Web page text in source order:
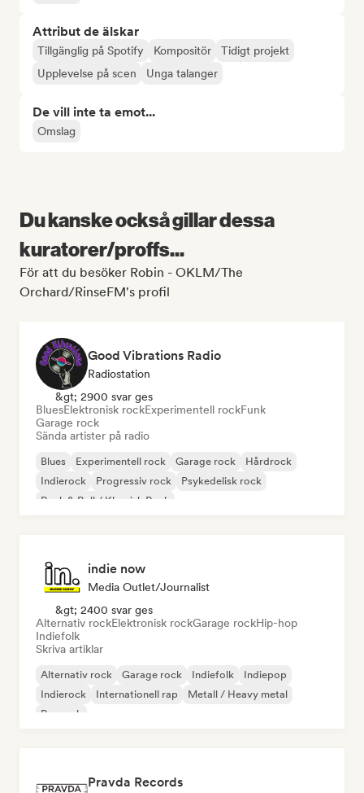
Attribut de älskar
Tillgänglig på Spotify Kompositör
Tidigt projekt
Upplevelse på scen
Unga talanger
De vill inte ta emot...
Omslag
Du kanske också gillar dessa
kuratorer/proffs...
För att du besöker Robin - OKLM/The
Orchard/RinseFM's profil
Good Vibrations Radio
Radiostation
&gt; 2900 svar ges
BluesElektronisk rockExperimentell rockFunk
Garage rock
Sända artister på radio
Blues Experimentell rock Garage rock
Hårdrock
Indierock
Progressiv rock
Psykedelisk rock
Rock & Roll / Klassisk Rock
indie now
Media Outlet/Journalist
&gt; 2400 svar ges
Alternativ rockElektronisk rockGarage rockHip-hop
Indiefolk
Skriva artiklar
Alternativ rock Garage rock Indiefolk
Indiepop
Indierock
Internationell rap
Metall / Heavy metal
Poprock
Pravda Records